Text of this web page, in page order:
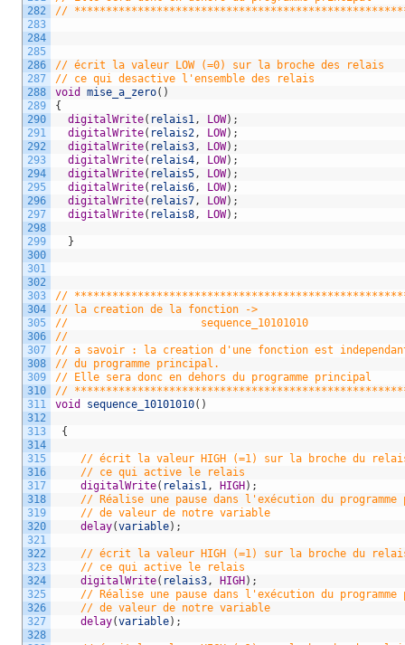
282
283
284
285
286
287
288
289
290
291
292
293
294
295
296
297
298
299
300
301
302
303
304
305
306
307
308
309
310
311
312
313
314
315
316
317
318
319
320
321
322
323
324
325
326
327
328
//
// écrit la valeur LOW (=0) sur la broche des relais
// ce qui desactive l'ensemble des relais
void
mise_a_zero( )
{
digitalWrite( relais1 , LOW) ;
digitalWrite( relais2 , LOW) ;
digitalWrite( relais3 , LOW) ;
digitalWrite( relais4 , LOW) ;
digitalWrite( relais5 , LOW) ;
digitalWrite( relais6 , LOW) ;
digitalWrite( relais7 , LOW) ;
digitalWrite( relais8 , LOW) ;
}
//
// la creation de la fonction ->
//                     sequence_10101010
//
// a savoir : la creation d'une fonction est
// du programme principal.
// Elle sera donc en dehors du programme principal
//
void
sequence_10101010( )
{
// écrit la valeur HIGH (=1) sur la broche du
// ce qui active le relais
digitalWrite( relais1 , HIGH) ;
// Réalise une pause dans l'exécution du programme
// de valeur de notre variable
delay(variable) ;
// écrit la valeur HIGH (=1) sur la broche du
// ce qui active le relais
digitalWrite( relais3 , HIGH) ;
// Réalise une pause dans l'exécution du programme
// de valeur de notre variable
delay(variable) ;